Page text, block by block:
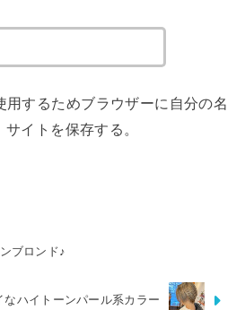
用するためブラウザーに自分の名
イトを保存する。
ブロンド♪
なハイトーンパール系カラー